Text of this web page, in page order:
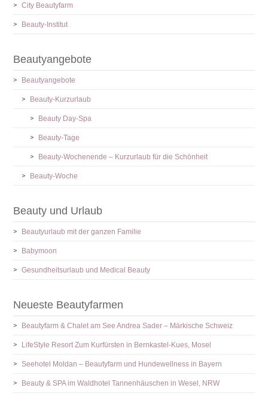
City Beautyfarm
Beauty-Institut
Beautyangebote
Beautyangebote
Beauty-Kurzurlaub
Beauty Day-Spa
Beauty-Tage
Beauty-Wochenende – Kurzurlaub für die Schönheit
Beauty-Woche
Beauty und Urlaub
Beautyurlaub mit der ganzen Familie
Babymoon
Gesundheitsurlaub und Medical Beauty
Neueste Beautyfarmen
Beautyfarm & Chalet am See Andrea Sader – Märkische Schweiz
LifeStyle Resort Zum Kurfürsten in Bernkastel-Kues, Mosel
Seehotel Moldan – Beautyfarm und Hundewellness in Bayern
Beauty & SPA im Waldhotel Tannenhäuschen in Wesel, NRW